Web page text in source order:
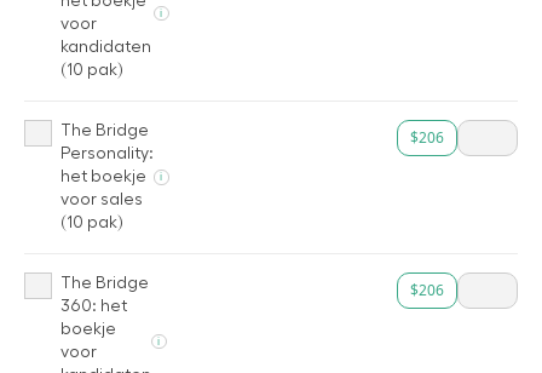
voor
kandidaten
(10 pak)
i
The Bridge
Personality:
het boekje
voor sales
(10 pak)
i
$206
The Bridge
360: het
boekje
voor
i
$206